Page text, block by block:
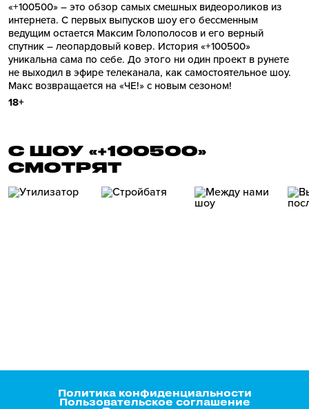
«+100500» – это обзор самых смешных видеороликов из
интернета. С первых выпусков шоу его бессменным
ведущим остается Максим Голополосов и его верный
спутник – леопардовый ковер. История «+100500»
уникальна сама по себе. До этого ни один проект в рунете
не выходил в эфире телеканала, как самостоятельное шоу.
Макс возвращается на «ЧЕ!» с новым сезоном!
18+
С ШОУ «+100500»
СМОТРЯТ
Политика конфиденциальности
Пользовательское соглашение